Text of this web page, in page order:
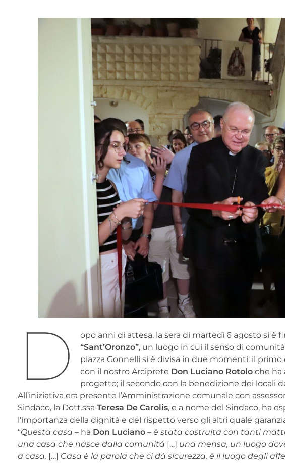
D opo anni di attesa, la sera di martedì 6 agosto si è
“Sant’Oronzo”, un luogo in cui il senso di
piazza Gonnelli si è divisa in due momenti: il
con il nostro Arciprete Don Luciano Rotolo che ha
progetto; il secondo con la benedizione dei locali
All’iniziativa era presente l’Amministrazione comunale con
Sindaco, la Dott.ssa Teresa De Carolis, e a nome del Sindaco, ha
l’importanza della dignità e del rispetto verso gli altri quale
“Questa casa – ha Don Luciano – è stata costruita con tanti
una casa che nasce dalla comunità […] una mensa, un luogo
a casa. […] Casa è la parola che ci dà sicurezza, è il luogo degli